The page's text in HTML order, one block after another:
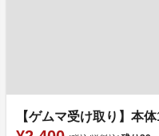
【ゲムマ受け取り】本体